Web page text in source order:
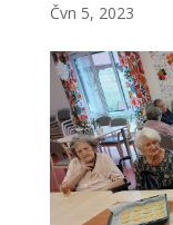
Čvn 5, 2023